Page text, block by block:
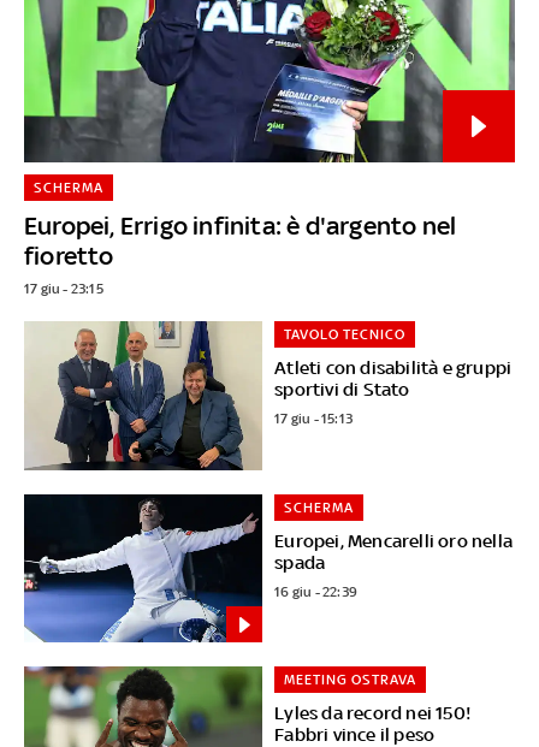
Europei, Errigo infinita: è d'argento nel
fioretto
SCHERMA
17 giu - 23:15
Atleti con disabilità e gruppi
sportivi di Stato
TAVOLO TECNICO
17 giu - 15:13
Europei, Mencarelli oro nella
spada
SCHERMA
16 giu - 22:39
Lyles da record nei 150!
Fabbri vince il peso
MEETING OSTRAVA